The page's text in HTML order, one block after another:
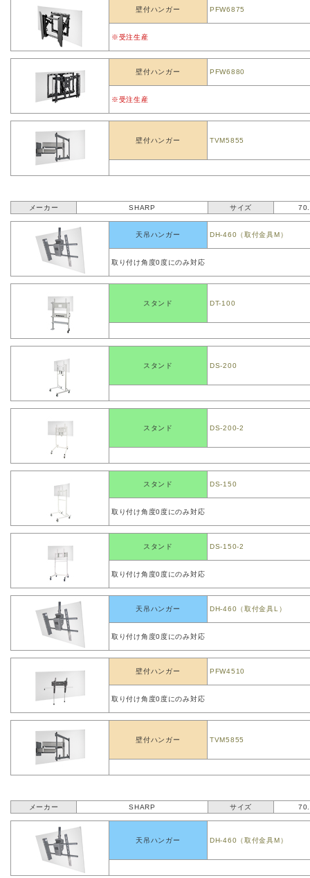
壁付ハンガー PFW6875
※受注生産
壁付ハンガー PFW6880
※受注生産
壁付ハンガー TVM5855
メーカー SHARP サイズ
天吊ハンガー DH-460（取付金具M）
取り付け角度0度にのみ対応
スタンド DT-100
スタンド DS-200
スタンド DS-200-2
スタンド DS-150
取り付け角度0度にのみ対応
スタンド DS-150-2
取り付け角度0度にのみ対応
天吊ハンガー DH-460（取付金具L）
取り付け角度0度にのみ対応
壁付ハンガー PFW4510
取り付け角度0度にのみ対応
壁付ハンガー TVM5855
メーカー SHARP サイズ
天吊ハンガー DH-460（取付金具M）